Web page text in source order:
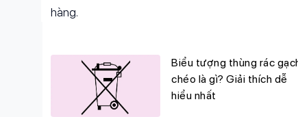
hàng.
Biểu tượng thùng rác
chéo là gì? Giải thích dễ
hiểu nhất